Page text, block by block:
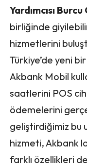
Yardımcısı
birliğinde
hizmetlerini
Türkiye’de yeni
Akbank Mobil
saatlerini POS
ödemelerini
geliştirdiğimiz bu
hizmeti, Akbank
farklı özellikleri